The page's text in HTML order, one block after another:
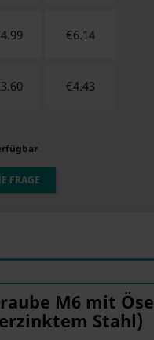
€6.14
€4.43
FRAGE
M6 mit Öse
Stahl)